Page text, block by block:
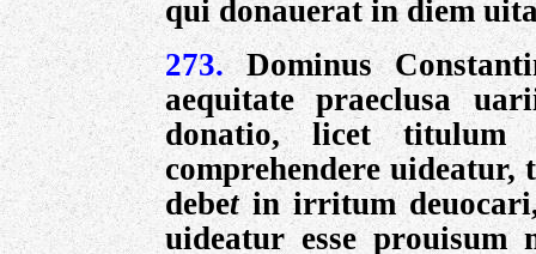
qui donauerat in diem
273.
Dominus
aequitate praeclusa
donatio, licet titulum
comprehendere
debetin irritum
uideatur esse prouisum